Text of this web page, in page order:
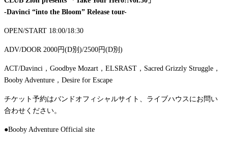
-Davinci “into the Bloom” Release tour-
OPEN/START 18:00/18:30
ADV/DOOR 2000円(D別)/2500円(D別)
ACT/Davinci，Goodbye Mozart，ELSRAST，Sacred Grizzly Struggle，
Booby Adventure，Desire for Escape
チケット予約はバンドオフィシャルサイト、ライブハウスにお問い
合わせください。
●Booby Adventure Official site